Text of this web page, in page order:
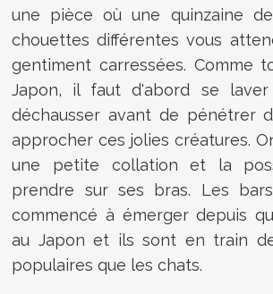
une pièce où une quinzaine
chouettes différentes vous
gentiment carressées. Comme
Japon, il faut d'abord se
déchausser avant de pénétrer
approcher ces jolies créatures.
une petite collation et la
prendre sur ses bras. Les
commencé à émerger depuis
au Japon et ils sont en train
populaires que les chats.